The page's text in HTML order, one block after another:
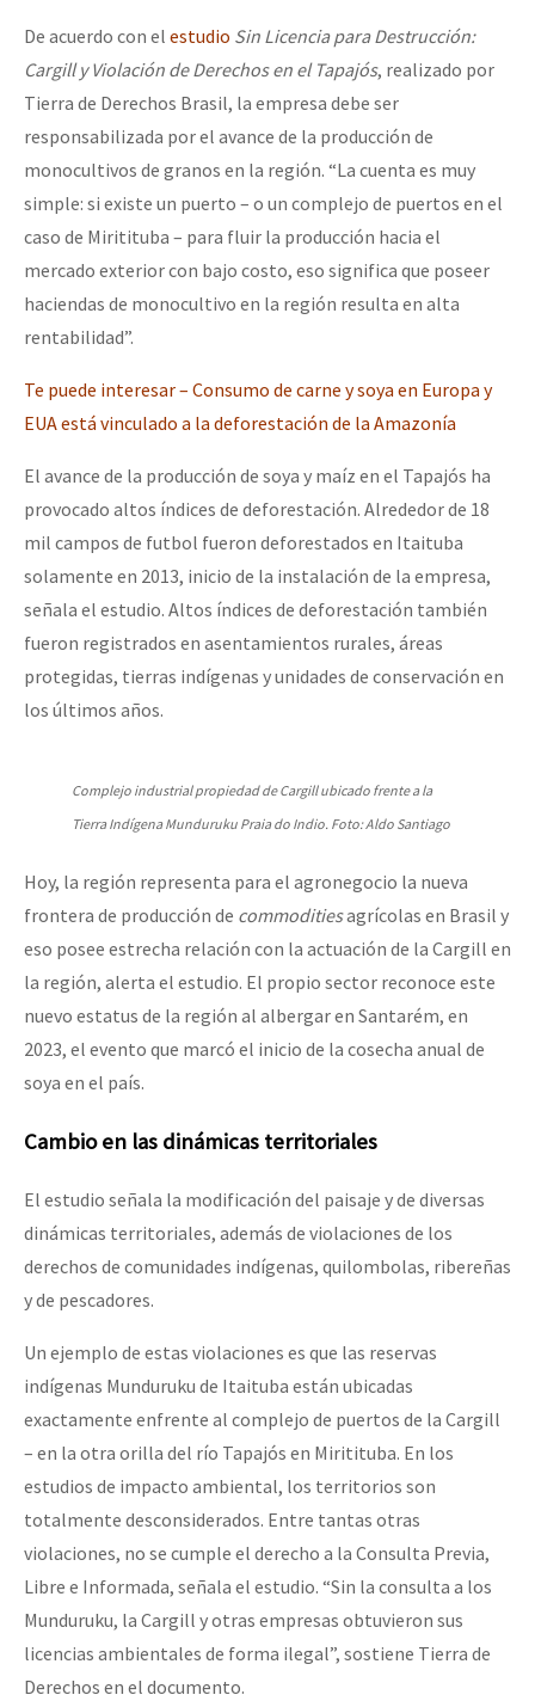
COVID-19
Eventos
De acuerdo con el estudio Sin Licencia para Destrucción:
Cargill y Violación de Derechos en el Tapajós, realizado por
Tierra de Derechos Brasil, la empresa debe ser
responsabilizada por el avance de la producción de
monocultivos de granos en la región. “La cuenta es muy
simple: si existe un puerto – o un complejo de puertos en el
caso de Miritituba – para fluir la producción hacia el
mercado exterior con bajo costo, eso significa que poseer
haciendas de monocultivo en la región resulta en alta
rentabilidad”.
Te puede interesar – Consumo de carne y soya en Europa y
EUA está vinculado a la deforestación de la Amazonía
El avance de la producción de soya y maíz en el Tapajós ha
provocado altos índices de deforestación. Alrededor de 18
mil campos de futbol fueron deforestados en Itaituba
solamente en 2013, inicio de la instalación de la empresa,
señala el estudio. Altos índices de deforestación también
fueron registrados en asentamientos rurales, áreas
protegidas, tierras indígenas y unidades de conservación en
los últimos años.
Complejo industrial propiedad de Cargill ubicado frente a la
Tierra Indígena Munduruku Praia do Indio. Foto: Aldo Santiago
Hoy, la región representa para el agronegocio la nueva
frontera de producción de commoditiesagrícolas en Brasil y
eso posee estrecha relación con la actuación de la Cargill en
la región, alerta el estudio. El propio sector reconoce este
nuevo estatus de la región al albergar en Santarém, en
2023, el evento que marcó el inicio de la cosecha anual de
soya en el país.
Cambio en las dinámicas territoriales
El estudio señala la modificación del paisaje y de diversas
dinámicas territoriales, además de violaciones de los
derechos de comunidades indígenas, quilombolas, ribereñas
y de pescadores.
Un ejemplo de estas violaciones es que las reservas
indígenas Munduruku de Itaituba están ubicadas
exactamente enfrente al complejo de puertos de la Cargill
– en la otra orilla del río Tapajós en Miritituba. En los
estudios de impacto ambiental, los territorios son
totalmente desconsiderados. Entre tantas otras
violaciones, no se cumple el derecho a la Consulta Previa,
Libre e Informada, señala el estudio. “Sin la consulta a los
Munduruku, la Cargill y otras empresas obtuvieron sus
licencias ambientales de forma ilegal”, sostiene Tierra de
Derechos en el documento.